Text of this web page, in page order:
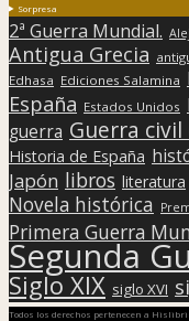
Sorpresa
2ª Guerra Mundial.
Antigua Grecia
Edhasa Ediciones Salamina
España Estados Unidos
guerra Guerra civil
Historia de España
Japón libros literatura
Novela histórica
Primera Guerra
Segunda
Siglo XIX siglo XVI
Todos los derechos pertenecen a